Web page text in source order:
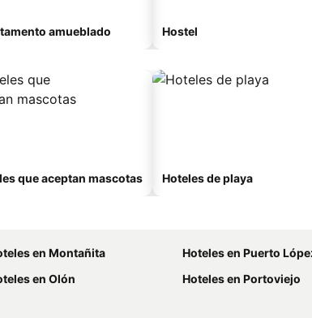
amueblado Hostel
que aceptan mascotas Hoteles de playa
en Montañita
Hoteles en Puerto
en Olón
Hoteles en Portoviejo